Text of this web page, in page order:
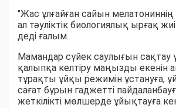
"Жас ұлғайған сайын мелатониннің
ал тәуліктік биологиялық ырғақ
деді ғалым.
Мамандар сүйек саулығын сақтау
қалыпқа келтіру маңызды екенін
тұрақты ұйқы режимін ұстануға,
сағат бұрын гаджетті
жеткілікті мөлшерде ұйықтауға